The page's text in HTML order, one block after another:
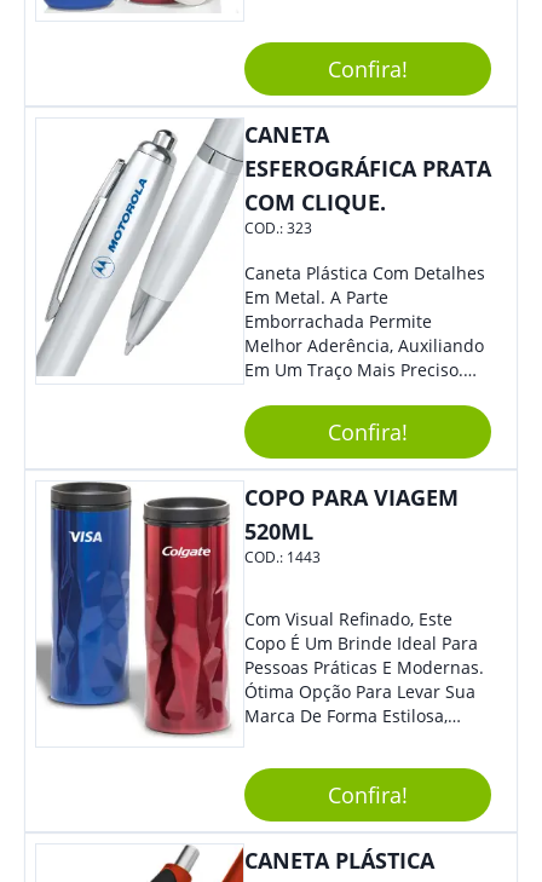
Empresa Em Eventos,
Reuniões Corporativas Ou Até
Mesmo Para Presentear
Colaboradores.
Confira!
CANETA
ESFEROGRÁFICA PRATA
COM CLIQUE.
COD.:323
Caneta Plástica Com Detalhes
Em Metal. A Parte
Emborrachada Permite
Melhor Aderência, Auxiliando
Em Um Traço Mais Preciso.
Todo Tipo De Evento E
Público.
Confira!
COPO PARA VIAGEM
520ML
COD.: 1443
Com Visual Refinado, Este
Copo É Um Brinde Ideal Para
Pessoas Práticas E Modernas.
Ótima Opção Para Levar Sua
Marca De Forma Estilosa,
Empresa Em Eventos,
Reuniões Corporativas Ou Até
Mesmo Para Presentear
Colaboradores.
Confira!
CANETA PLÁSTICA